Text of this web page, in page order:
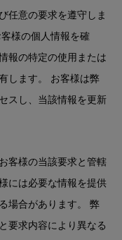
任意の要求を遵守しま
様の個人情報を確
報の特定の使用または
します。 お客様は弊
スし、当該情報を更新
客様の当該要求と管轄
には必要な情報を提供
場合があります。 弊
要求内容により異なる